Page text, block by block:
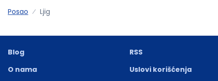
Posao Ljig
Blog
O nama
RSS
Uslovi korišćenja